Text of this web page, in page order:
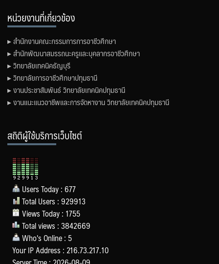
หน่วยงานที่เกี่ยวข้อง
▸ สำนักงานคณะกรรมการการอาชีวศึกษา
▸ สำนักพัฒนาสมรรถนะครูและบุคลากรอาชีวศึกษา
▸ วิทยาลัยเทคนิคธัญบุรี
▸ วิทยาลัยการอาชีวศึกษาปทุมธานี
▸ งานประชาสัมพันธ์ วิทยาลัยเทคนิคปทุมธานี
▸ งานแนะแนวอาชีพและการจัดหางาน วิทยาลัยเทคนิคปทุมธานี
สถิติผู้ใช้บริการเว็บไซต์
Users Today : 677
Total Users : 929913
Views Today : 1755
Total views : 3842669
Who's Online : 5
Your IP Address : 216.73.217.10